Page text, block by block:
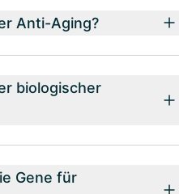
Anti-Aging?
biologischer
Gene für